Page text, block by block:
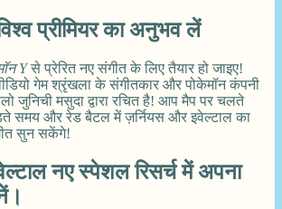
प्रीमियर का अनुभव लें
Yसे प्रेरित नए संगीत के लिए तैयार हो जाइए!
गेम श्रृंखला के संगीतकार और पोकेमॉन कंपनी
जुनिची मसुदा द्वारा रचित है! आप मैप पर चलते
समय और रेड बैटल में ज़र्नियस और इवेल्टाल का
सुन सकेंगे!
नए स्पेशल रिसर्च में अपना